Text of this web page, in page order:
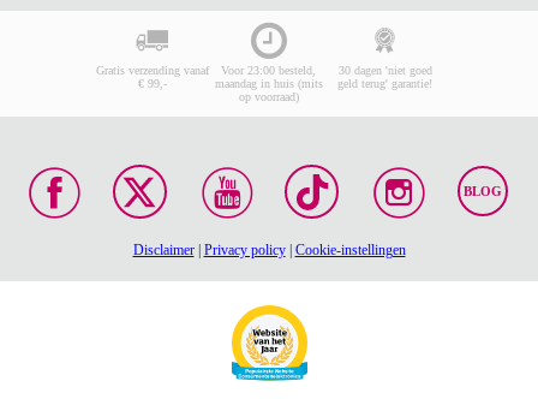
Gratis verzending vanaf
€ 99,-
Voor 23:00 besteld,
maandag in huis (mits
op voorraad)
30 dagen 'niet goed
geld terug' garantie!
BLOG
Disclaimer| Privacy policy| Cookie-instellingen